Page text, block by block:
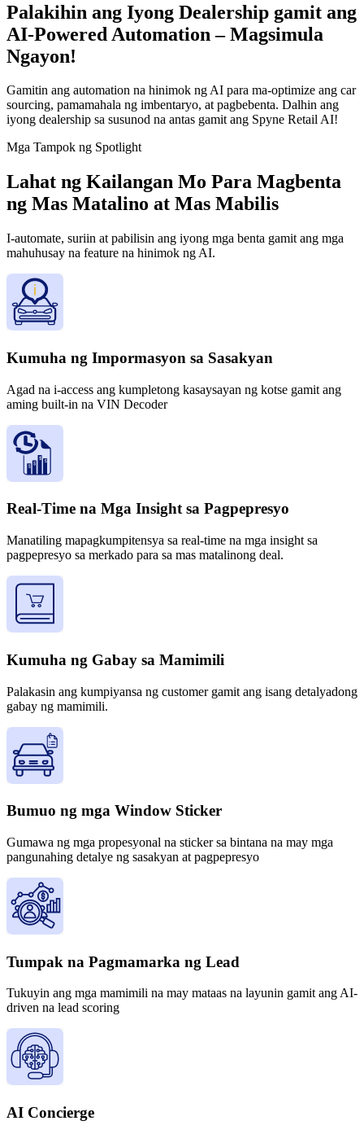
Palakihin ang Iyong Dealership gamit ang
AI-Powered Automation – Magsimula
Ngayon!
Gamitin ang automation na hinimok ng AI para ma-optimize ang car
sourcing, pamamahala ng imbentaryo, at pagbebenta. Dalhin ang
iyong dealership sa susunod na antas gamit ang Spyne Retail AI!
Mga Tampok ng Spotlight
Lahat ng Kailangan Mo Para Magbenta
ng Mas Matalino at Mas Mabilis
I-automate, suriin at pabilisin ang iyong mga benta gamit ang mga
mahuhusay na feature na hinimok ng AI.
Kumuha ng Impormasyon sa Sasakyan
Agad na i-access ang kumpletong kasaysayan ng kotse gamit ang
aming built-in na VIN Decoder
Real-Time na Mga Insight sa Pagpepresyo
Manatiling mapagkumpitensya sa real-time na mga insight sa
pagpepresyo sa merkado para sa mas matalinong deal.
Kumuha ng Gabay sa Mamimili
Palakasin ang kumpiyansa ng customer gamit ang isang detalyadong
gabay ng mamimili.
Bumuo ng mga Window Sticker
Gumawa ng mga propesyonal na sticker sa bintana na may mga
pangunahing detalye ng sasakyan at pagpepresyo
Tumpak na Pagmamarka ng Lead
Tukuyin ang mga mamimili na may mataas na layunin gamit ang AI-
driven na lead scoring
AI Concierge